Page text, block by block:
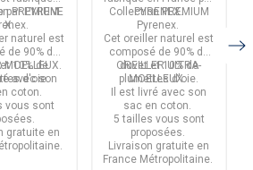
par PYRENE
X.
PREMIUM
naturel est
de 90% de
10% de
d'oie.
MOELLEUX.
avec son
coton.
vous sont
gratuite en
PYRENEX.
Collection PREMIUM
Pyrenex.
Cet oreiller naturel est
composé de 90% de
duvetet10% de
plumettes d'oie.
OREILLER ULTRA-
MOELLEUX.
Il est livré avec son
sac en coton.
5 tailles vous sont
proposées.
Livraison gratuite en
France Métropolitaine.